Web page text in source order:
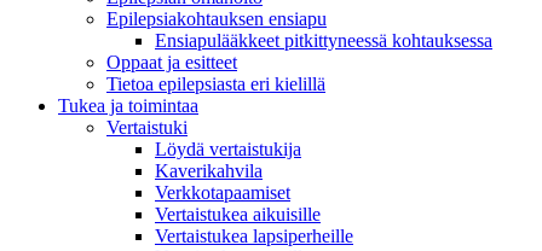
Epilepsiakohtauksen ensiapu
Ensiapulääkkeet pitkittyneessä kohtauksessa
Oppaat ja esitteet
Tietoa epilepsiasta eri kielillä
Tukea ja toimintaa
Vertaistuki
Löydä vertaistukija
Kaverikahvila
Verkkotapaamiset
Vertaistukea aikuisille
Vertaistukea lapsiperheille